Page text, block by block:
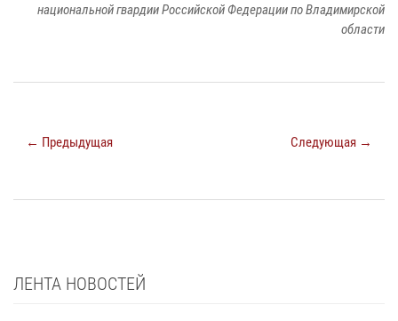
национальной гвардии Российской Федерации по Владимирской
области
← Предыдущая Следующая →
ЛЕНТА НОВОСТЕЙ